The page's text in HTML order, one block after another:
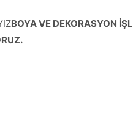
BOYA VE DEKORASYON